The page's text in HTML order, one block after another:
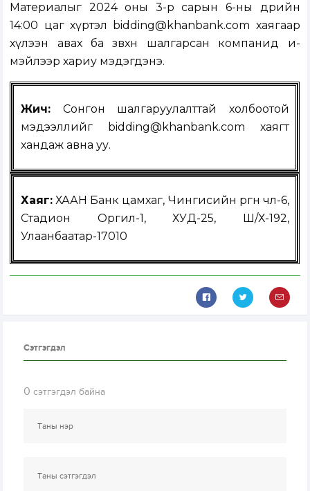
Материалыг 2024 оны 3-р сарын 6-ны өдрийн
14:00 цаг хүртэл bidding@khanbank.com хаягаар
хүлээн авах ба зөвхөн шалгарсан компанид и-
мэйлээр хариу мэдэгдэнэ.
Жич: Сонгон шалгаруулалттай холбоотой
мэдээллийг bidding@khanbank.com хаягт
хандаж авна уу.
Хаяг: ХААН Банк цамхаг, Чингисийн өргөн чөлөө-6,
Стадион Оргил-1, ХУД-25, Ш/Х-192,
Улаанбаатар-17010
Сэтгэгдэл
0 сэтгэгдэл байна